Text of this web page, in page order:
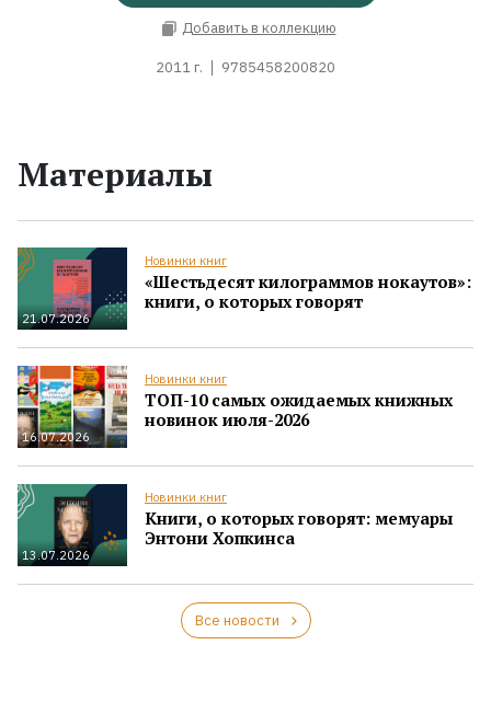
Добавить в коллекцию
2011 г. 9785458200820
Материалы
21.07.2026
Новинки книг
«Шестьдесят килограммов нокаутов»:
книги, о которых говорят
16.07.2026
Новинки книг
ТОП-10 самых ожидаемых книжных
новинок июля-2026
13.07.2026
Новинки книг
Книги, о которых говорят: мемуары
Энтони Хопкинса
Все новости